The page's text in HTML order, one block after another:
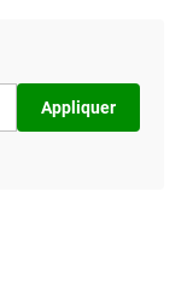
Appliquer